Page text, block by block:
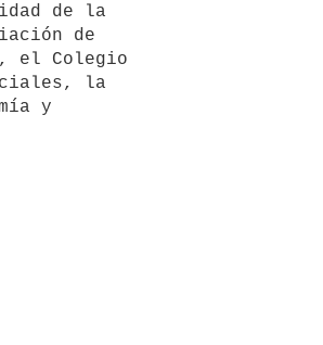
de la
de
el Colegio
la
y